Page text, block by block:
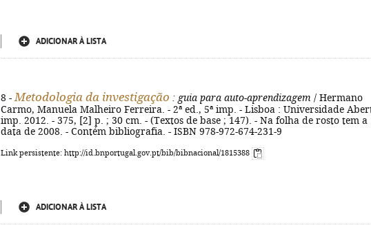
ADICIONAR À LISTA
8 - Metodologia da investigação : guia para auto-aprendizagem / Hermano
Carmo, Manuela Malheiro Ferreira. - 2ª ed., 5ª imp. - Lisboa : Universidade
imp. 2012. - 375, [2] p. ; 30 cm. - (Textos de base ; 147). - Na folha de rosto tem a
data de 2008. - Contém bibliografia. - ISBN 978-972-674-231-9
Link persistente: http://id.bnportugal.gov.pt/bib/bibnacional/1815388
ADICIONAR À LISTA